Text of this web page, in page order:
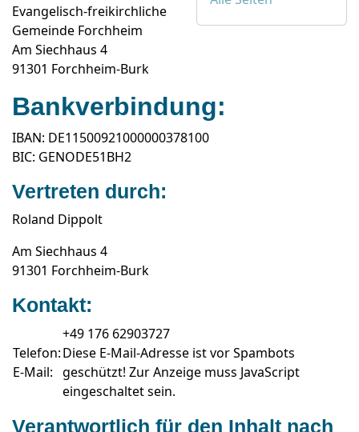
Evangelisch-freikirchliche
Gemeinde Forchheim
Am Siechhaus 4
91301 Forchheim-Burk
Bankverbindung:
IBAN: DE11500921000000378100
BIC: GENODE51BH2
Vertreten durch:
Roland Dippolt
Am Siechhaus 4
91301 Forchheim-Burk
Kontakt:
Telefon:
E-Mail:
+49 176 62903727
Diese E-Mail-Adresse ist vor Spambots
geschützt! Zur Anzeige muss JavaScript
eingeschaltet sein.
Verantwortlich für den Inhalt nach